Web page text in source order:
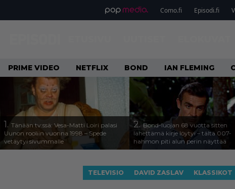
Como.fi Episodi.fi
PRIME VIDEO NETFLIX BOND IAN FLEMING
1. Tänään tv:ssä: Vesa-Matti Loiri palasi
Uunon rooliin vuonna 1998 – Spede
vetäytyi sivummalle
2.Bond-luojan 68 vuotta sitten
lähettämä kirje löytyi – tältä 007-
hahmon piti alun perin näyttää
TELEVISIO DAVID ZASLAV KLASSIKOT